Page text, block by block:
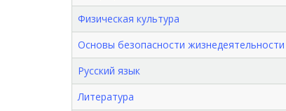
Физическая культура
Основы безопасности жизнедеятельности
Русский язык
Литература